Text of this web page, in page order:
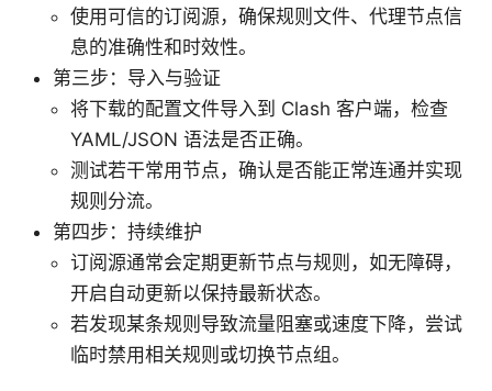
使用可信的订阅源，确保规则文件、代理节点信
息的准确性和时效性。
第三步：导入与验证
将下载的配置文件导入到 Clash 客户端，检查
YAML/JSON 语法是否正确。
测试若干常用节点，确认是否能正常连通并实现
规则分流。
第四步：持续维护
订阅源通常会定期更新节点与规则，如无障碍，
开启自动更新以保持最新状态。
若发现某条规则导致流量阻塞或速度下降，尝试
临时禁用相关规则或切换节点组。